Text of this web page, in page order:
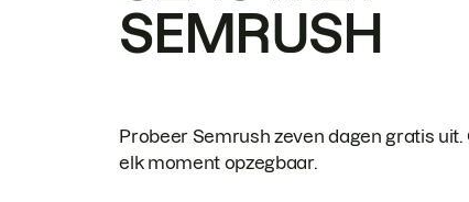
SEMRUSH
Probeer Semrush zeven dagen gratis uit.
elk moment opzegbaar.